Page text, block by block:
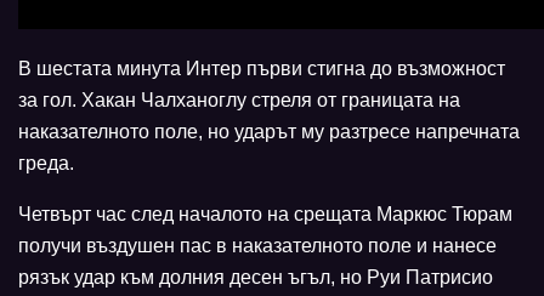
В шестата минута Интер първи стигна до възможност
за гол. Хакан Чалханоглу стреля от границата на
наказателното поле, но ударът му разтресе напречната
греда.
Четвърт час след началото на срещата Маркюс Тюрам
получи въздушен пас в наказателното поле и нанесе
рязък удар към долния десен ъгъл, но Руи Патрисио